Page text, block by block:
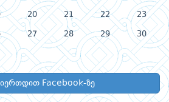
20 21 22 23
27 28 29 30
Facebook-ზე